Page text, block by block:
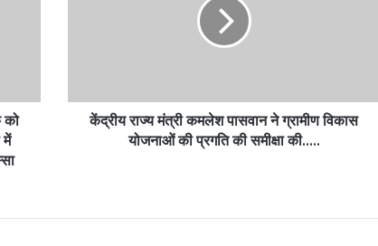
को
में
केंद्रीय राज्य मंत्री कमलेश पासवान ने ग्रामीण विकास
योजनाओं की प्रगति की समीक्षा की…..